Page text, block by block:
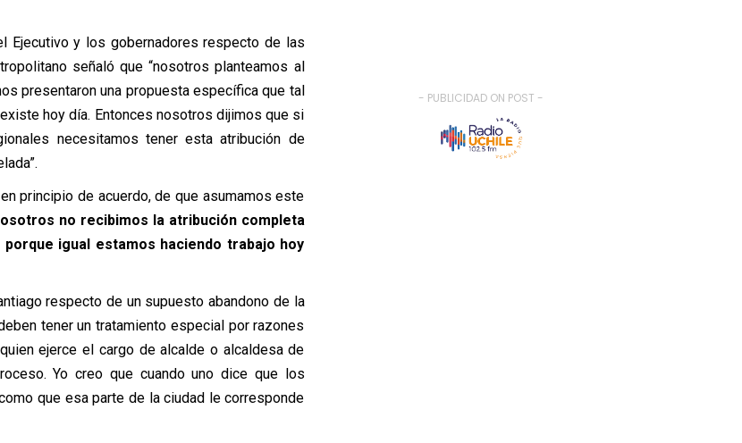
Ejecutivo y los gobernadores respecto de las
señaló que “nosotros planteamos al
presentaron una propuesta específica que tal
hoy día. Entonces nosotros dijimos que si
necesitamos tener esta atribución de
principio de acuerdo, de que asumamos este
no recibimos la atribución completa
igual estamos haciendo trabajo hoy
respecto de un supuesto abandono de la
tener un tratamiento especial por razones
ejerce el cargo de alcalde o alcaldesa de
Yo creo que cuando uno dice que los
que esa parte de la ciudad le corresponde
- PUBLICIDAD ON POST -